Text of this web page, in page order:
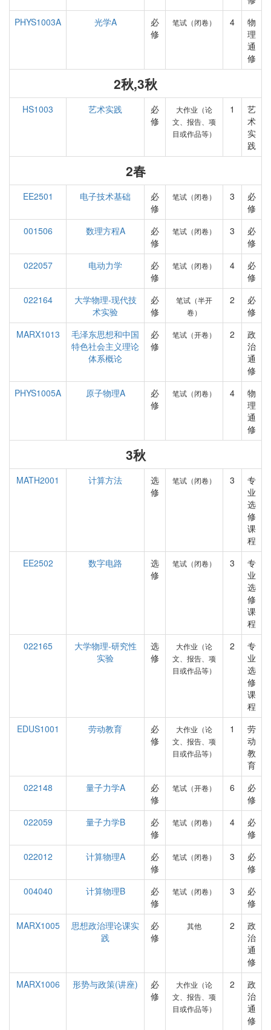
PHYS1003A
光学A
必
修
笔试（闭卷） 4
物
理
通
修
2秋,3秋
HS1003 艺术实践
必
修
大作业（论
文、报告、项
目或作品等）
1
艺
术
实
践
2春
EE2501 电子技术基础
必
修
笔试（闭卷） 3
必
修
001506
数理方程A
必
修
笔试（闭卷） 3
必
修
022057
电动力学
必
修
笔试（闭卷） 4
必
修
022164
大学物理-现代技
术实验
必
修
笔试（半开
卷）
2
必
修
MARX1013
毛泽东思想和中国
特色社会主义理论
体系概论
必
修
笔试（开卷） 2
政
治
通
修
PHYS1005A
原子物理A
必
修
笔试（闭卷） 4
物
理
通
修
3秋
MATH2001 计算方法
选
修
笔试（闭卷） 3
专
业
选
修
课
程
EE2502
数字电路
选
修
笔试（闭卷） 3
专
业
选
修
课
程
022165
大学物理-研究性
实验
选
修
大作业（论
文、报告、项
目或作品等）
2
专
业
选
修
课
程
EDUS1001
劳动教育
必
修
大作业（论
文、报告、项
目或作品等）
1
劳
动
教
育
022148
量子力学A
必
修
笔试（开卷） 6
必
修
022059
量子力学B
必
修
笔试（闭卷） 4
必
修
022012
计算物理A
必
修
笔试（闭卷） 3
必
修
004040
计算物理B
必
修
笔试（闭卷） 3
必
修
MARX1005
思想政治理论课实
践
必
修
其他 2
政
治
通
修
MARX1006
形势与政策(讲座)
必
修
大作业（论
文、报告、项
目或作品等）
2
政
治
通
修